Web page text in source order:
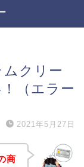
クリー
（エラー
2021年5月27日
商